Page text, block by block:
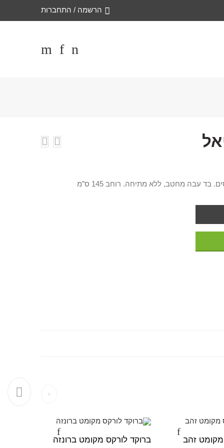
הרשמה / התחברות
עבה מחטב, ללא מתיחה. רוחב 145 ס”מ
מקומט זהב ברוקד לורקס מקומט ברונזה